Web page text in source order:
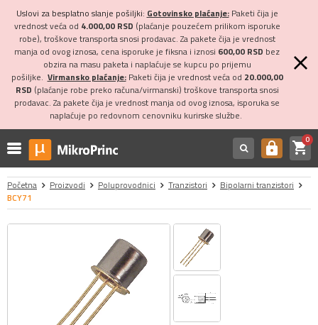
Uslovi za besplatno slanje pošiljki: Gotovinsko plaćanje:Paketi čija je
vrednost veća od 4.000,00 RSD (plaćanje pouzećem prilikom isporuke
robe), troškove transporta snosi prodavac. Za pakete čija je vrednost
manja od ovog iznosa, cena isporuke je fiksna i iznosi 600,00 RSD bez
obzira na masu paketa i naplaćuje se kupcu po prijemu
pošiljke. Virmansko plaćanje:Paketi čija je vrednost veća od 20.000,00
RSD (plaćanje robe preko računa/virmanski) troškove transporta snosi
prodavac. Za pakete čija je vrednost manja od ovog iznosa, isporuka se
naplaćuje po redovnom cenovniku kurirske službe.
https shopping_cart0
Početna Proizvodi Poluprovodnici Tranzistori
Bipolarni tranzistori
BCY71